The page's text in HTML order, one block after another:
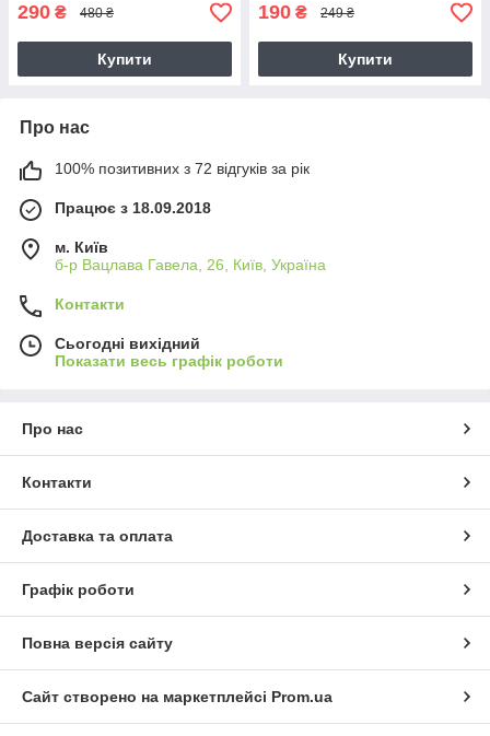
290 ₴ 480 ₴
Купити
190 ₴ 249 ₴
Купити
Про нас
100% позитивних з 72 відгуків за рік
Працює з 18.09.2018
м. Київ
б-р Вацлава Гавела, 26, Київ, Україна
Контакти
Сьогодні вихідний
Показати весь графік роботи
Про нас
Контакти
Доставка та оплата
Графік роботи
Повна версія сайту
Сайт створено на маркетплейсі Prom.ua